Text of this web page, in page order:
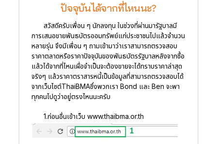
ปัจจุบันได้จากที่ไหนนะ?
สวัสดีครับเพื่อน ๆ นักลงทุน ในช่วงที่ผ่านมารัฐบาลมี
การเสนอขายพันธบัตรออมทรัพย์แก่ประชาชนไปแล้วจำนวน
หลายรุ่น จึงมีเพื่อน ๆ ถามเข้ามาว่าเราสามารถตรวจสอบ
ราคาตลาดหรือราคาปัจจุบันของพันธบัตรรัฐบาลหลังจากซื้อ
แล้วได้จากที่ไหนเผื่อจำเป็นจะต้องขายจะได้ทราบราคาล่าสุด
จริงๆ แล้วราคาตราสารหนี้เป็นข้อมูลที่สามารถตรวจสอบได้
จากเว็บไซต์ThaiBMAซึ่งพวกเรา Bond และ Ben จะพา
ทุกคนไปดูว่าอยู่ตรงไหนนะครับ
1.ก่อนอื่นเข้าเว็บ www.thaibma.or.th